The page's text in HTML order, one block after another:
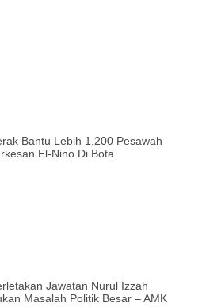
Bantu Lebih 1,200 Pesawah
El-Nino Di Bota
Jawatan Nurul Izzah
Masalah Politik Besar – AMK